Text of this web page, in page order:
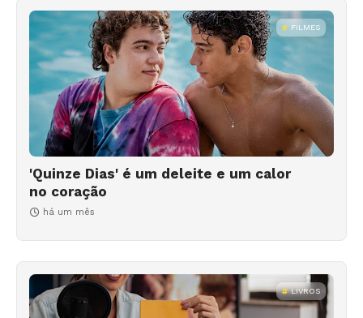
FILMES
'Quinze Dias' é um deleite e um calor
no coração
há um mês
LIVROS